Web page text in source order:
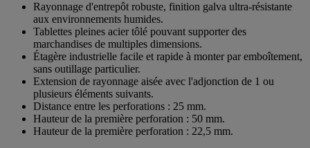
Rayonnage d'entrepôt robuste, finition galva ultra-résistante
aux environnements humides.
Tablettes pleines acier tôlé pouvant supporter des
marchandises de multiples dimensions.
Étagère industrielle facile et rapide à monter par emboîtement,
sans outillage particulier.
Extension de rayonnage aisée avec l'adjonction de 1 ou
plusieurs éléments suivants.
Distance entre les perforations : 25 mm.
Hauteur de la première perforation : 50 mm.
Hauteur de la première perforation : 22,5 mm.